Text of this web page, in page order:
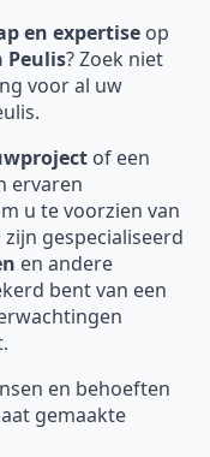
en expertise op
Peulis? Zoek niet
voor al uw
of een
ervaren
u te voorzien van
zijn gespecialiseerd
en andere
bent van een
en behoeften
gemaakte